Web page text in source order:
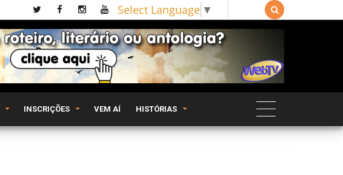
Select Language ▼ 
INSCRIÇÕES VEM AÍ HISTÓRIAS